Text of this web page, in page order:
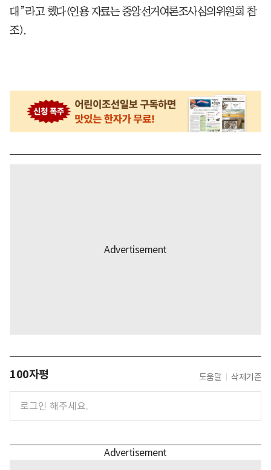
대”라고 했다(인용 자료는 중앙선거여론조사심의위원회 참
조).
100자평 도움말 삭제기준